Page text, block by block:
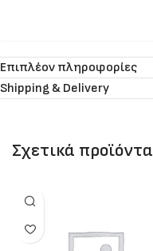
Επιπλέον πληροφορίες
Shipping & Delivery
Σχετικά προϊόντα